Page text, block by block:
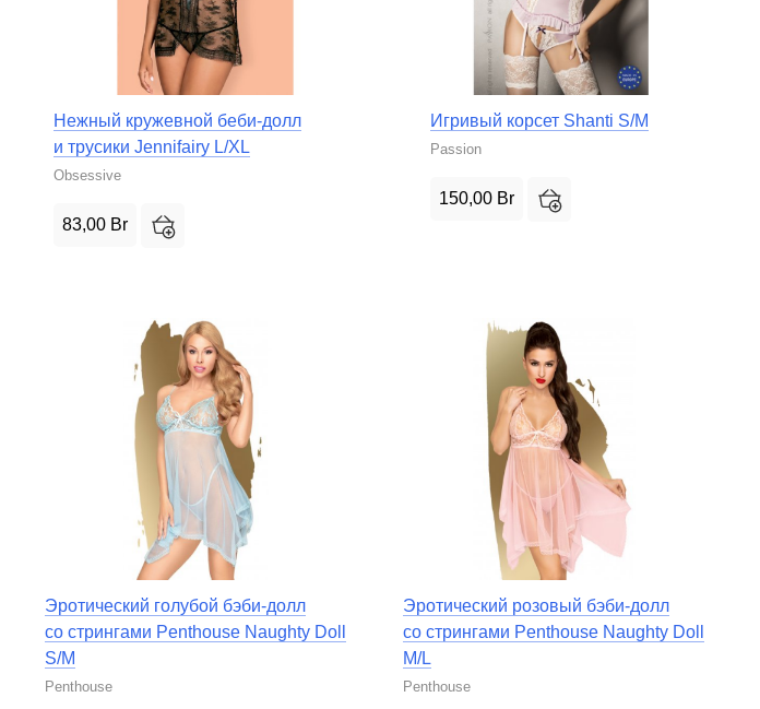
Нежный кружевной беби-долл
и трусики Jennifairy L/XL
Obsessive
83,00 Br
Игривый корсет Shanti S/M
Passion
150,00 Br
Эротический голубой бэби-долл
со стрингами Penthouse Naughty Doll
S/M
Penthouse
Эротический розовый бэби-долл
со стрингами Penthouse Naughty Doll
M/L
Penthouse